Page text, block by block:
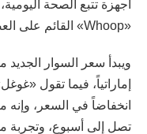
أجهزة تتبع الصحة
«Whoop» القائم على العضوية والتحليلات الرياضية المتقدمة.
إماراتياً، فيما تقول
انخفاضاً في السعر، وإنه
تصل إلى أسبوع، وتجربة